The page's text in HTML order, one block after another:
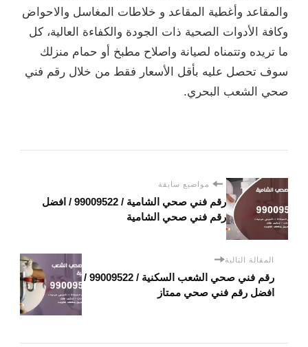
والمقاعد وأغطية المقاعد و خلاطات المغاسل والاحواض
وكافة الأدوات الصحية ذات الجودة والكفاءة العالية، كل
ما تريده وتتمناه لصيانة واصلاح مطبخ أو حمام منزلك
سوف تحصل عليه بأقل الأسعار فقط من خلال رقم فني
صحي الشعب البحري.
مواضيع سابقة
رقم فني صحي الشامية / 99009522 / افضل
رقم فني صحي الشامية
المقالة التالية
رقم فني صحي الشعب السكنية / 99009522 /
افضل رقم فني صحي ممتاز